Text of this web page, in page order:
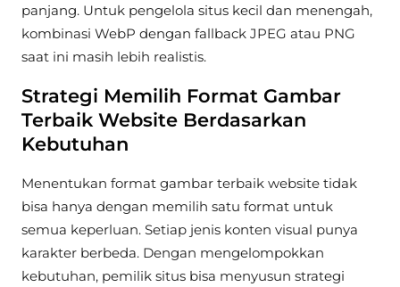
panjang. Untuk pengelola situs kecil dan menengah,
kombinasi WebP dengan fallback JPEG atau PNG
saat ini masih lebih realistis.
Strategi Memilih Format Gambar
Terbaik Website Berdasarkan
Kebutuhan
Menentukan format gambar terbaik website tidak
bisa hanya dengan memilih satu format untuk
semua keperluan. Setiap jenis konten visual punya
karakter berbeda. Dengan mengelompokkan
kebutuhan, pemilik situs bisa menyusun strategi